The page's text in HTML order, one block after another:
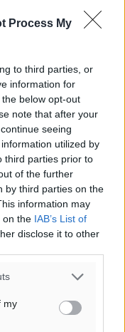
Process My
to third parties, or
information for
below opt-out
note that after your
seeing
utilized by
third parties prior to
of the further
by third parties on the
information may
on the IAB’s List of
disclose it to other
my ο μηχανισμός